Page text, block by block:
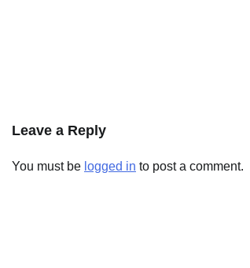
Leave a Reply
You must be logged in to post a comment.